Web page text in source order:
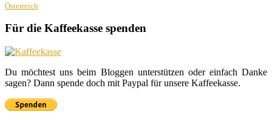
Österreich
Für die Kaffeekasse spenden
Du möchtest uns beim Bloggen unterstützen oder einfach Danke
sagen? Dann spende doch mit Paypal für unsere Kaffeekasse.